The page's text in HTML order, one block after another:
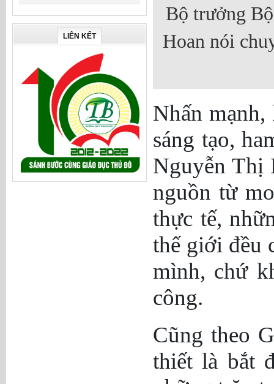
LIÊN KẾT
Bộ trưởng
Hoan nói
Nhấn
sáng tạo,
Nguyễn Thị
nguồn từ
thực tế,
thế giới đều
mình, chứ
công.
Cũng theo
thiết là bắt